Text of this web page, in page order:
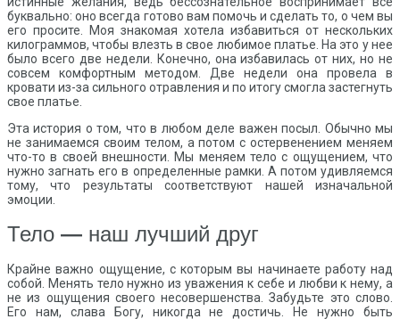
буквально: оно всегда готово вам помочь и сделать то, о чем вы
его просите. Моя знакомая хотела избавиться от нескольких
килограммов, чтобы влезть в свое любимое платье. На это у нее
было всего две недели. Конечно, она избавилась от них, но не
совсем комфортным методом. Две недели она провела в
кровати из-за сильного отравления и по итогу смогла застегнуть
свое платье.
Эта история о том, что в любом деле важен посыл. Обычно мы
не занимаемся своим телом, а потом с остервенением меняем
что-то в своей внешности. Мы меняем тело с ощущением, что
нужно загнать его в определенные рамки. А потом удивляемся
тому, что результаты соответствуют нашей изначальной
эмоции.
Тело — наш лучший друг
Крайне важно ощущение, с которым вы начинаете работу над
собой. Менять тело нужно из уважения к себе и любви к нему, а
не из ощущения своего несовершенства. Забудьте это слово.
Его нам, слава Богу, никогда не достичь. Не нужно быть